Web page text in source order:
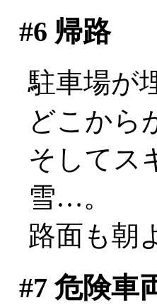
#6 帰路
駐車場が
どこから
そしてス
雪…。
路面も朝
#7 危険車